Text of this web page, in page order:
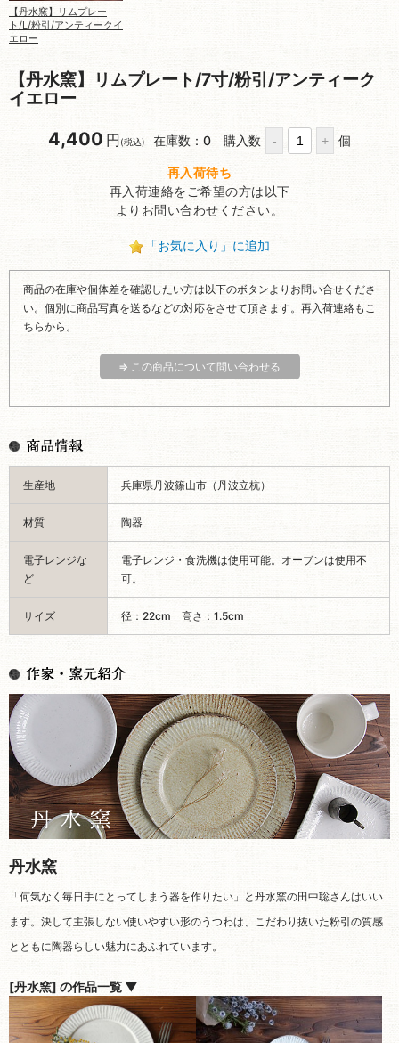
【丹水窯】リムプレー
ト/L/粉引/アンティークイ
エロー
【丹水窯】リムプレート/7寸/粉引/アンティーク
イエロー
4,400 円(税込) 在庫数：0 購入数 個
再入荷待ち
再入荷連絡をご希望の方は以下
よりお問い合わせください。
「お気に入り」に追加
商品の在庫や個体差を確認したい方は以下のボタンよりお問い合せくださ
い。個別に商品写真を送るなどの対応をさせて頂きます。再入荷連絡もこ
ちらから。
⇒ この商品について問い合わせる
生産地 兵庫県丹波篠山市（丹波立杭）
材質 陶器
電子レンジな
ど
電子レンジ・食洗機は使用可能。オーブンは使用不
可。
サイズ 径：22cm 高さ：1.5cm
丹水窯
「何気なく毎日手にとってしまう器を作りたい」と丹水窯の田中聡さんはいい
ます。決して主張しない使いやすい形のうつわは、こだわり抜いた粉引の質感
とともに陶器らしい魅力にあふれています。
[丹水窯] の作品一覧 ▼